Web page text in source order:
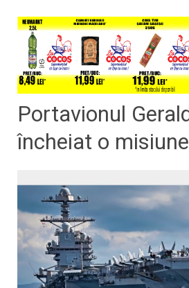
Portavionul
încheiat o